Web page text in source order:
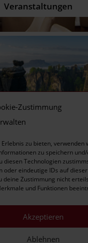
Zustimmung
zu bieten, verwenden
zu speichern
diesen Technologien
oder eindeutige IDs auf
deine Zustimmung nicht
und Funktionen
Akzeptieren
Ablehnen
Veranstaltungen
& Umgebung